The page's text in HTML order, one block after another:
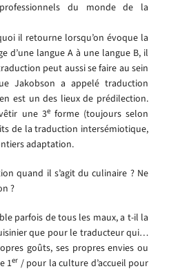
du monde de la
il retourne lorsqu’on évoque la
d’une langue A à une langue B, il
peut aussi se faire au sein
Jakobson a appelé traduction
est un des lieux de prédilection.
une 3eforme (toujours selon
de la traduction intersémiotique,
adaptation.
quand il s’agit du culinaire ? Ne
?
parfois de tous les maux, a t-il la
que pour le traducteur qui…
goûts, ses propres envies ou
1er / pour la culture d’accueil pour